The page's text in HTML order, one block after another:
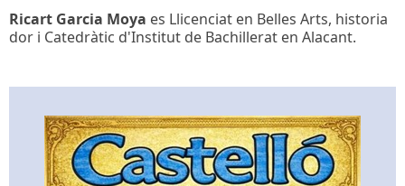
Ricart Garcia Moya es Llicenciat en Belles Arts, historia
dor i Catedràtic d'Institut de Bachillerat en Alacant.